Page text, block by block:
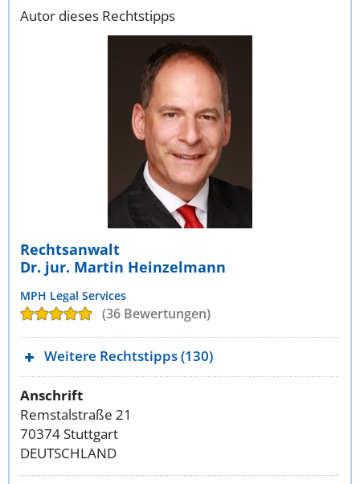
Autor dieses Rechtstipps
Rechtsanwalt
Dr. jur. Martin Heinzelmann
MPH Legal Services
(36 Bewertungen)
Weitere Rechtstipps (130)
Anschrift
Remstalstraße 21
70374 Stuttgart
DEUTSCHLAND